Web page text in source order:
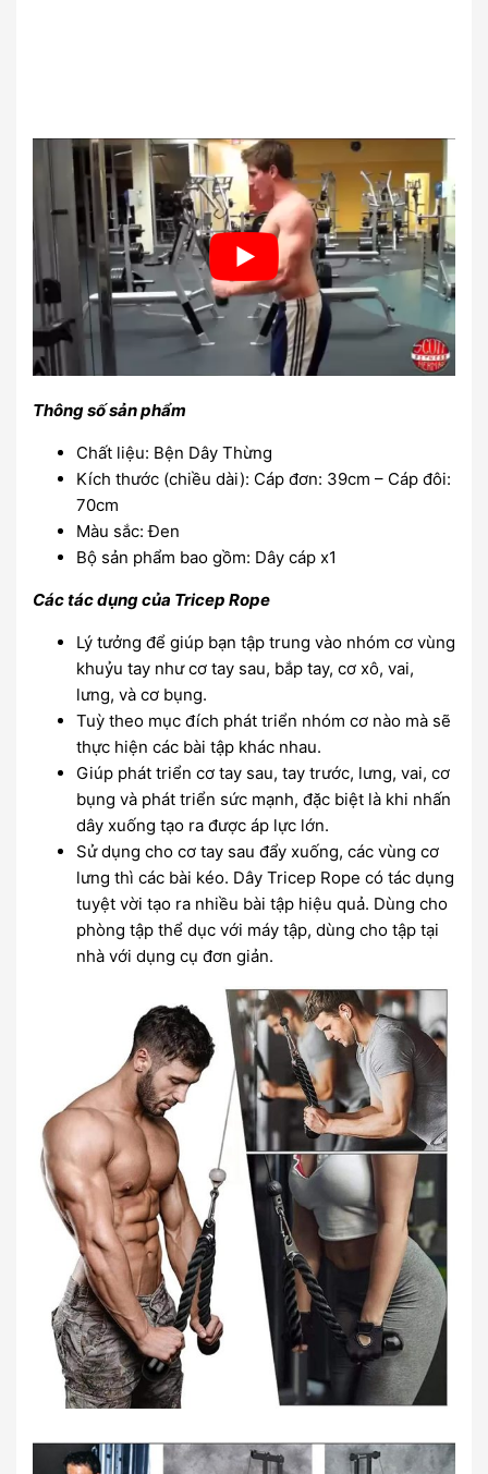
Thông số sản phẩm
Chất liệu: Bện Dây Thừng
Kích thước (chiều dài): Cáp đơn: 39cm – Cáp đôi:
70cm
Màu sắc: Đen
Bộ sản phẩm bao gồm: Dây cáp x1
Các tác dụng của Tricep Rope
Lý tưởng để giúp bạn tập trung vào nhóm cơ vùng
khuỷu tay như cơ tay sau, bắp tay, cơ xô, vai,
lưng, và cơ bụng.
Tuỳ theo mục đích phát triển nhóm cơ nào mà sẽ
thực hiện các bài tập khác nhau.
Giúp phát triển cơ tay sau, tay trước, lưng, vai, cơ
bụng và phát triển sức mạnh, đặc biệt là khi nhấn
dây xuống tạo ra được áp lực lớn.
Sử dụng cho cơ tay sau đẩy xuống, các vùng cơ
lưng thì các bài kéo. Dây Tricep Rope có tác dụng
tuyệt vời tạo ra nhiều bài tập hiệu quả. Dùng cho
phòng tập thể dục với máy tập, dùng cho tập tại
nhà với dụng cụ đơn giản.